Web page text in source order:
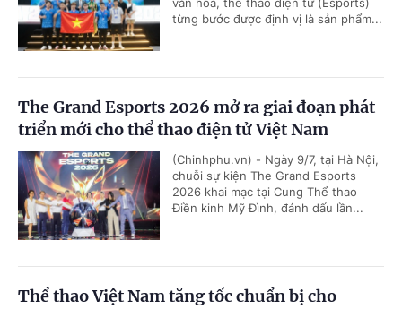
từng bước được định vị là sản phẩm...
The Grand Esports 2026 mở ra giai đoạn phát
triển mới cho thể thao điện tử Việt Nam
(Chinhphu.vn) - Ngày 9/7, tại Hà Nội,
chuỗi sự kiện The Grand Esports
2026 khai mạc tại Cung Thể thao
Điền kinh Mỹ Đình, đánh dấu lần...
Thể thao Việt Nam tăng tốc chuẩn bị cho